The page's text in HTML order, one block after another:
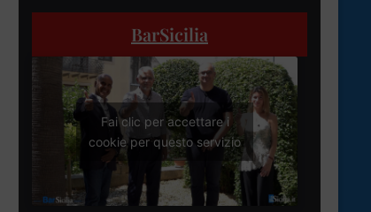
BarSicilia
Fai clic per accettare i
cookie per questo servizio